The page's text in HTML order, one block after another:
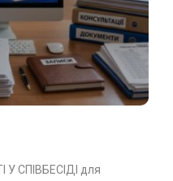
СПІВБЕСІДІ для